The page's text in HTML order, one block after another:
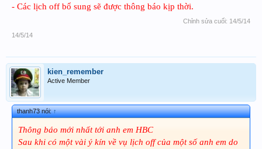
- Các lịch off bổ sung sẽ được thông báo kịp thời.
Chỉnh sửa cuối: 14/5/14
14/5/14
kien_remember
Active Member
thanh73 nói:↑
Thông báo mới nhất tới anh em HBC
Sau khi có một vài ý kín về vụ lịch off của một số anh em do